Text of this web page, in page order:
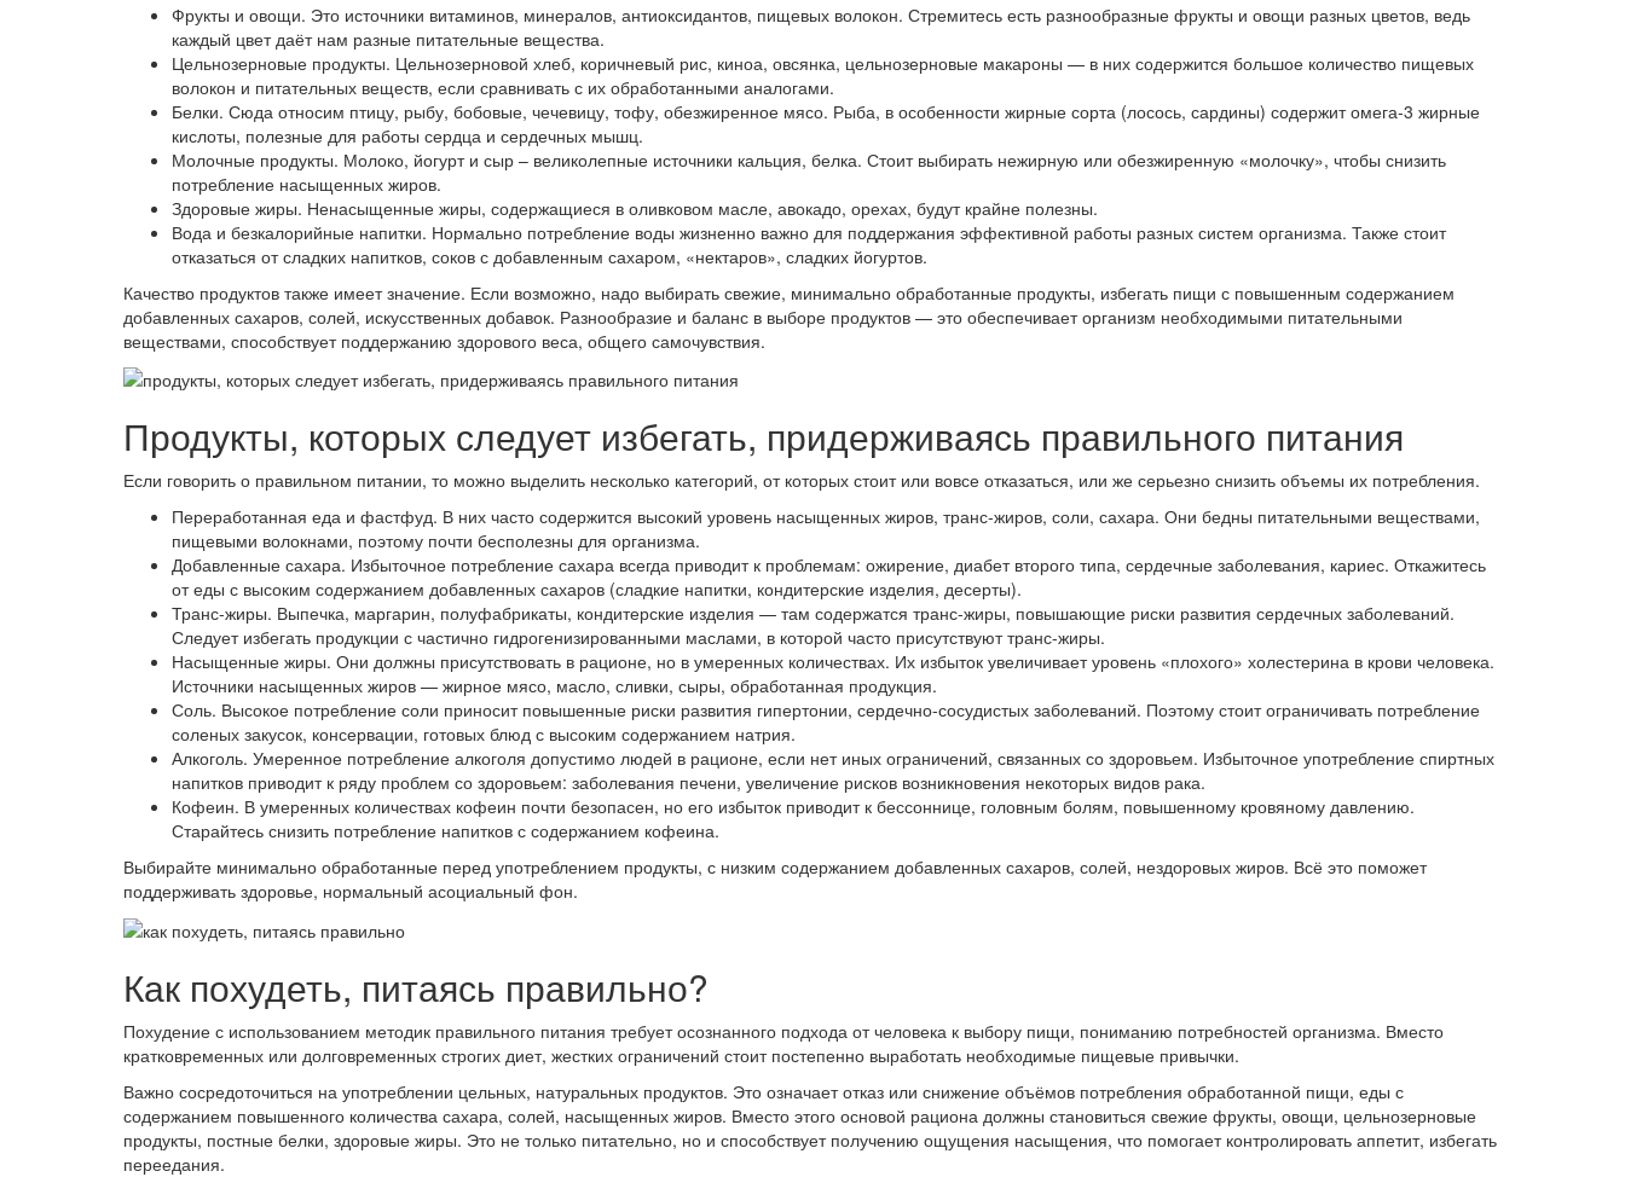
Фрукты и овощи. Это источники витаминов, минералов, антиоксидантов, пищевых волокон. Стремитесь есть разнообразные фрукты и овощи разных цветов, ведь
каждый цвет даёт нам разные питательные вещества.
Цельнозерновые продукты. Цельнозерновой хлеб, коричневый рис, киноа, овсянка, цельнозерновые макароны — в них содержится большое количество пищевых
волокон и питательных веществ, если сравнивать с их обработанными аналогами.
Белки. Сюда относим птицу, рыбу, бобовые, чечевицу, тофу, обезжиренное мясо. Рыба, в особенности жирные сорта (лосось, сардины) содержит омега-3 жирные
кислоты, полезные для работы сердца и сердечных мышц.
Молочные продукты. Молоко, йогурт и сыр – великолепные источники кальция, белка. Стоит выбирать нежирную или обезжиренную «молочку», чтобы снизить
потребление насыщенных жиров.
Здоровые жиры. Ненасыщенные жиры, содержащиеся в оливковом масле, авокадо, орехах, будут крайне полезны.
Вода и безкалорийные напитки. Нормально потребление воды жизненно важно для поддержания эффективной работы разных систем организма. Также стоит
отказаться от сладких напитков, соков с добавленным сахаром, «нектаров», сладких йогуртов.
Качество продуктов также имеет значение. Если возможно, надо выбирать свежие, минимально обработанные продукты, избегать пищи с повышенным содержанием
добавленных сахаров, солей, искусственных добавок. Разнообразие и баланс в выборе продуктов — это обеспечивает организм необходимыми питательными
веществами, способствует поддержанию здорового веса, общего самочувствия.
Продукты, которых следует избегать, придерживаясь правильного питания
Если говорить о правильном питании, то можно выделить несколько категорий, от которых стоит или вовсе отказаться, или же серьезно снизить объемы их потребления.
Переработанная еда и фастфуд. В них часто содержится высокий уровень насыщенных жиров, транс-жиров, соли, сахара. Они бедны питательными веществами,
пищевыми волокнами, поэтому почти бесполезны для организма.
Добавленные сахара. Избыточное потребление сахара всегда приводит к проблемам: ожирение, диабет второго типа, сердечные заболевания, кариес. Откажитесь
от еды с высоким содержанием добавленных сахаров (сладкие напитки, кондитерские изделия, десерты).
Транс-жиры. Выпечка, маргарин, полуфабрикаты, кондитерские изделия — там содержатся транс-жиры, повышающие риски развития сердечных заболеваний.
Следует избегать продукции с частично гидрогенизированными маслами, в которой часто присутствуют транс-жиры.
Насыщенные жиры. Они должны присутствовать в рационе, но в умеренных количествах. Их избыток увеличивает уровень «плохого» холестерина в крови человека.
Источники насыщенных жиров — жирное мясо, масло, сливки, сыры, обработанная продукция.
Соль. Высокое потребление соли приносит повышенные риски развития гипертонии, сердечно-сосудистых заболеваний. Поэтому стоит ограничивать потребление
соленых закусок, консервации, готовых блюд с высоким содержанием натрия.
Алкоголь. Умеренное потребление алкоголя допустимо людей в рационе, если нет иных ограничений, связанных со здоровьем. Избыточное употребление спиртных
напитков приводит к ряду проблем со здоровьем: заболевания печени, увеличение рисков возникновения некоторых видов рака.
Кофеин. В умеренных количествах кофеин почти безопасен, но его избыток приводит к бессоннице, головным болям, повышенному кровяному давлению.
Старайтесь снизить потребление напитков с содержанием кофеина.
Выбирайте минимально обработанные перед употреблением продукты, с низким содержанием добавленных сахаров, солей, нездоровых жиров. Всё это поможет
поддерживать здоровье, нормальный асоциальный фон.
Как похудеть, питаясь правильно?
Похудение с использованием методик правильного питания требует осознанного подхода от человека к выбору пищи, пониманию потребностей организма. Вместо
кратковременных или долговременных строгих диет, жестких ограничений стоит постепенно выработать необходимые пищевые привычки.
Важно сосредоточиться на употреблении цельных, натуральных продуктов. Это означает отказ или снижение объёмов потребления обработанной пищи, еды с
содержанием повышенного количества сахара, солей, насыщенных жиров. Вместо этого основой рациона должны становиться свежие фрукты, овощи, цельнозерновые
продукты, постные белки, здоровые жиры. Это не только питательно, но и способствует получению ощущения насыщения, что помогает контролировать аппетит, избегать
переедания.